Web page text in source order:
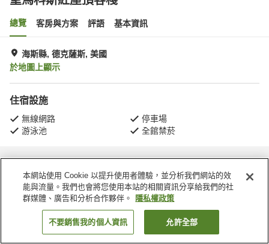
總覽 客房與方案 評語 基本資訊
海斯縣, 德克薩斯, 美國
於地圖上顯示
住宿設施
無線網路
停車場
游泳池
全館禁菸
首頁 美國 德克薩斯 海斯縣 聖馬科斯紅屋頂客棧
找客房
本網站使用 Cookie 以提升使用者體驗，並分析我們網站的效
能與流量。我們也會將您使用本站的相關資訊分享給我們的社
群媒體、廣告和分析合作夥伴。
隱私權政策
不要銷售我的個人資訊 允許全部